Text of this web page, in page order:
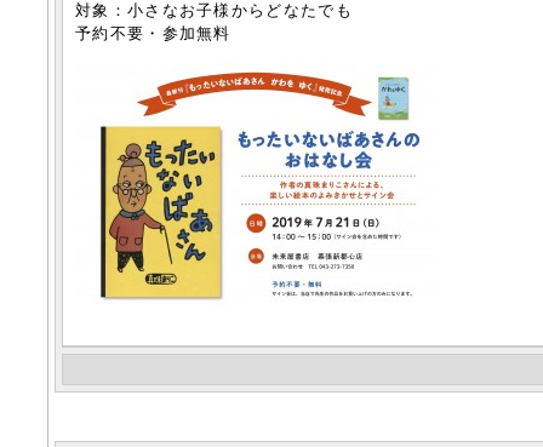
対象：小さなお子様からどなたでも
予約不要・参加無料